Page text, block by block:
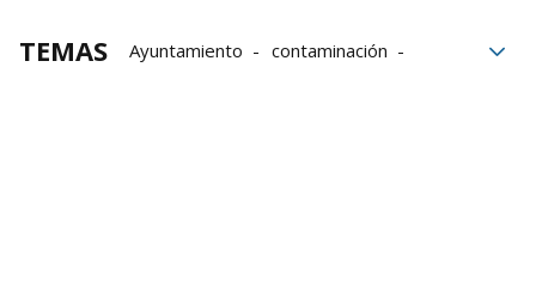
TEMAS Ayuntamiento
contaminación